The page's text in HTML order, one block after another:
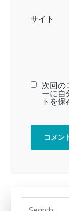
サイト
次回の
ーに自
トを保